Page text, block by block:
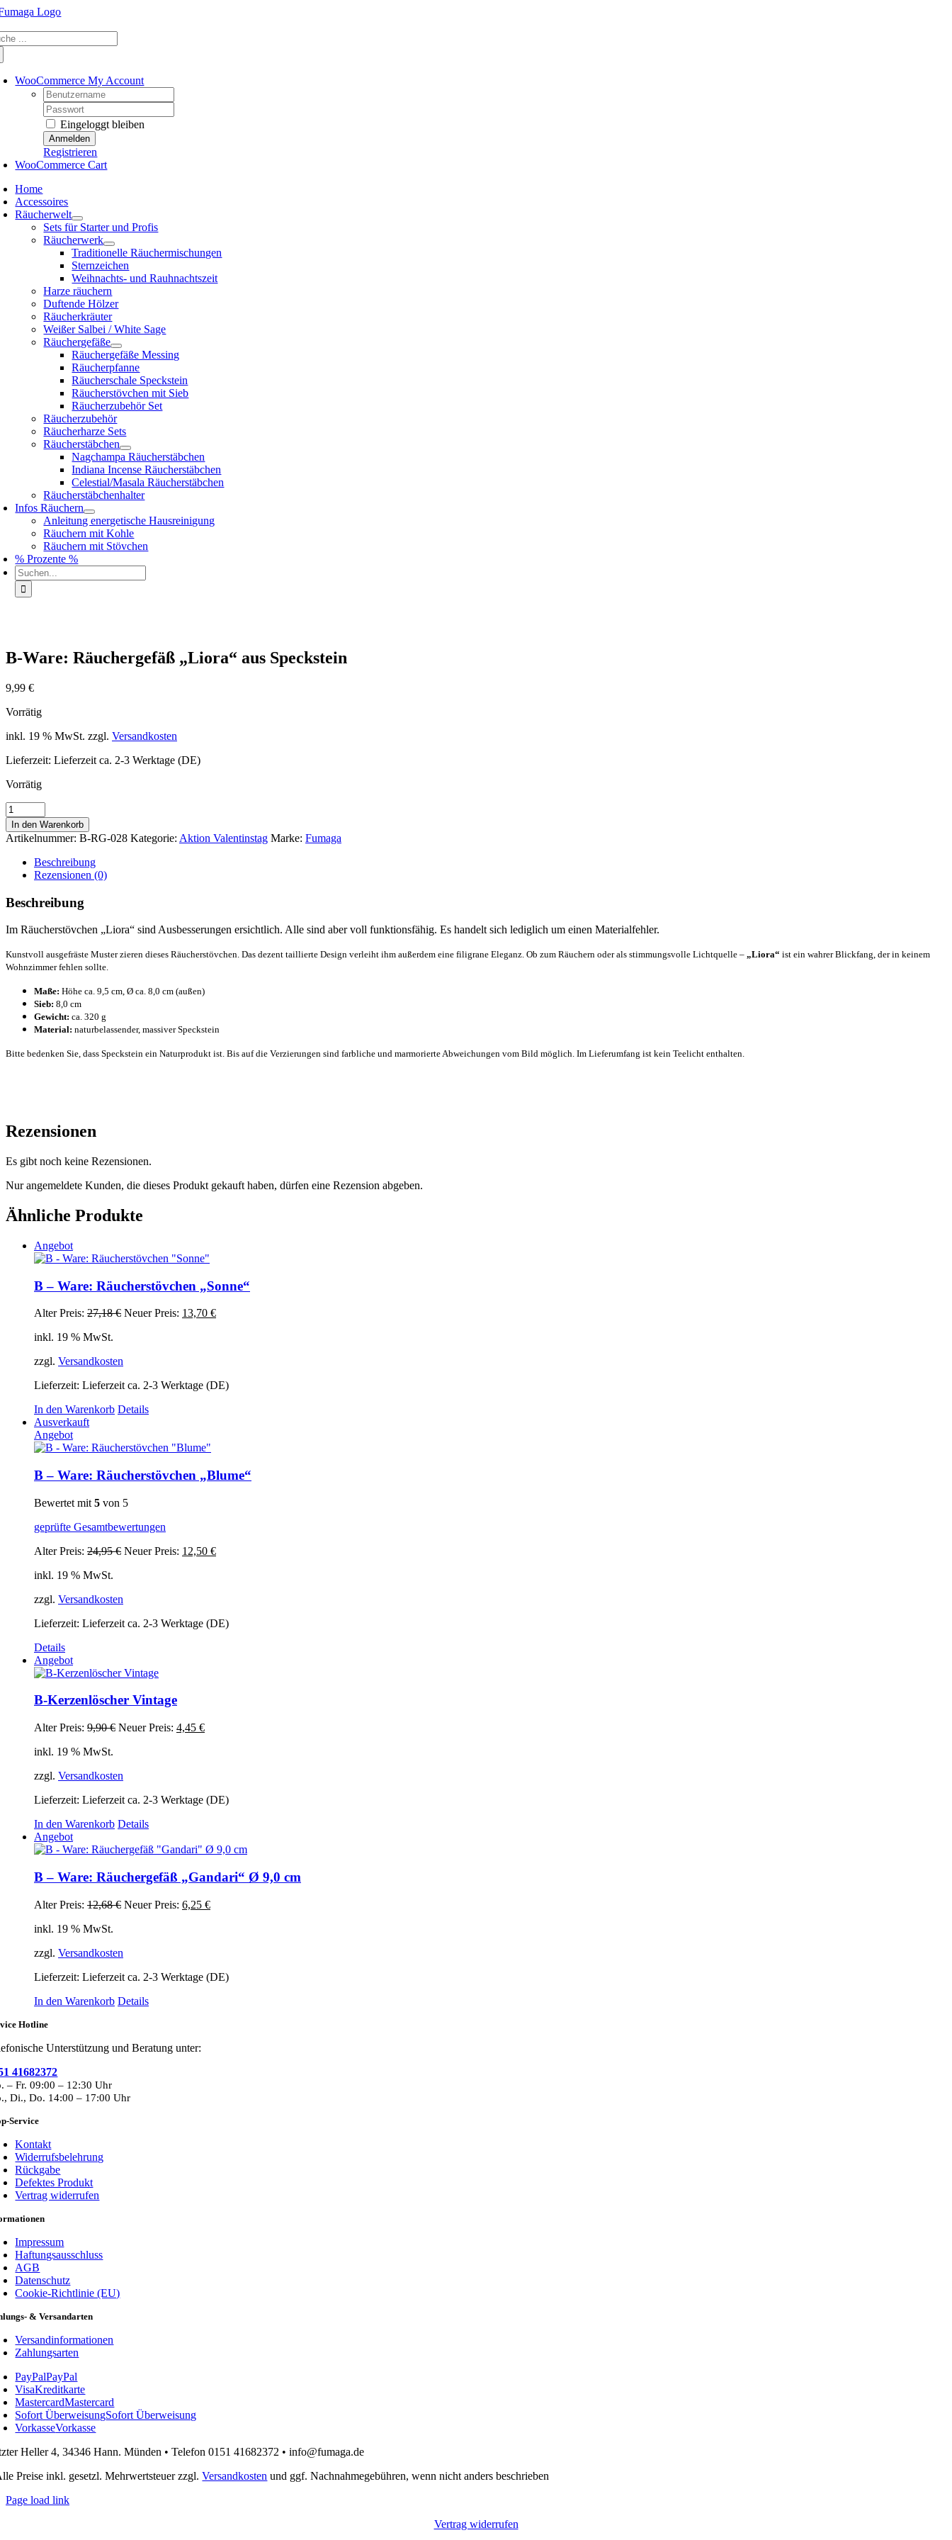
Skip
content
WooCommerce My Account
Username:
Password:
Eingeloggt bleiben
Registrieren
WooCommerce Cart
Home
Accessoires
Räucherwelt
Sets für Starter und Profis
Räucherwerk
Traditionelle Räuchermischungen
Sternzeichen
Weihnachts- und Rauhnachtszeit
Harze räuchern
Duftende Hölzer
Räucherkräuter
Weißer Salbei / White Sage
Räuchergefäße
Räuchergefäße Messing
Räucherpfanne
Räucherschale Speckstein
Räucherstövchen mit Sieb
Räucherzubehör Set
Räucherzubehör
Räucherharze Sets
Räucherstäbchen
Nagchampa Räucherstäbchen
Indiana Incense Räucherstäbchen
Celestial/Masala Räucherstäbchen
Räucherstäbchenhalter
Infos Räuchern
Anleitung energetische Hausreinigung
Räuchern mit Kohle
Räuchern mit Stövchen
% Prozente %
Suche
nach:
B-Ware: Räuchergefäß „Liora“ aus Speckstein
9,99 €
Vorrätig
inkl. 19 % MwSt. zzgl. Versandkosten
Lieferzeit: Lieferzeit ca. 2-3 Werktage (DE)
Vorrätig
B-
Ware:
Räuchergefäß
"Liora"
Speckstein
Menge
In den Warenkorb
Artikelnummer: B-RG-028 Kategorie: Aktion Valentinstag Marke: Fumaga
Beschreibung
Rezensionen (0)
Beschreibung
Im Räucherstövchen „Liora“ sind Ausbesserungen ersichtlich. Alle sind aber voll funktionsfähig. Es handelt sich lediglich um einen Materialfehler.
Kunstvoll ausgefräste Muster zieren dieses Räucherstövchen. Das dezent taillierte Design verleiht ihm außerdem eine filigrane Eleganz. Ob zum Räuchern oder als stimmungsvolle Lichtquelle – „Liora“ ist ein wahrer Blickfang, der in keinem
Wohnzimmer fehlen sollte.
Maße: Höhe ca. 9,5 cm, Ø ca. 8,0 cm (außen)
Sieb: 8,0 cm
Gewicht: ca. 320 g
Material: naturbelassender, massiver Speckstein
Bitte bedenken Sie, dass Speckstein ein Naturprodukt ist. Bis auf die Verzierungen sind farbliche und marmorierte Abweichungen vom Bild möglich. Im Lieferumfang ist kein Teelicht enthalten.
Rezensionen
Es gibt noch keine Rezensionen.
Nur angemeldete Kunden, die dieses Produkt gekauft haben, dürfen eine Rezension abgeben.
Ähnliche Produkte
Angebot
B – Ware: Räucherstövchen „Sonne“
Alter Preis: 27,18€ Ursprünglicher
Neuer Preis: 13,70 €Aktueller
inkl. 19 % MwSt.
zzgl. Versandkosten
Lieferzeit: Lieferzeit ca. 2-3 Werktage (DE)
In den Warenkorb Details
Ausverkauft
Angebot
B – Ware: Räucherstövchen „Blume“
Bewertet mit 5 von 5
geprüfte Gesamtbewertungen
Alter Preis: 24,95€ Ursprünglicher
Neuer Preis: 12,50 €Aktueller
inkl. 19 % MwSt.
zzgl. Versandkosten
Lieferzeit: Lieferzeit ca. 2-3 Werktage (DE)
Details
Angebot
B-Kerzenlöscher Vintage
Alter Preis: 9,90€ Ursprünglicher
Neuer Preis: 4,45 €Aktueller
inkl. 19 % MwSt.
zzgl. Versandkosten
Lieferzeit: Lieferzeit ca. 2-3 Werktage (DE)
In den Warenkorb Details
Angebot
B – Ware: Räuchergefäß „Gandari“ Ø 9,0 cm
Alter Preis: 12,68€ Ursprünglicher
Neuer Preis: 6,25 €Aktueller
inkl. 19 % MwSt.
zzgl. Versandkosten
Lieferzeit: Lieferzeit ca. 2-3 Werktage (DE)
In den Warenkorb Details
Hotline
Unterstützung und Beratung unter:
41682372
– Fr. 09:00 – 12:30 Uhr
Di., Do. 14:00 – 17:00 Uhr
Service
Kontakt
Widerrufsbelehrung
Rückgabe
Defektes Produkt
Vertrag widerrufen
Impressum
Haftungsausschluss
AGB
Datenschutz
Cookie-Richtlinie (EU)
& Versandarten
Versandinformationen
Zahlungsarten
PayPalPayPal
VisaKreditkarte
MastercardMastercard
Sofort ÜberweisungSofort Überweisung
VorkasseVorkasse
Heller 4, 34346 Hann. Münden • Telefon 0151 41682372 • info@fumaga.de
Preise inkl. gesetzl. Mehrwertsteuer zzgl.Versandkosten und ggf. Nachnahmegebühren, wenn nicht anders beschrieben
Page load link
Vertrag widerrufen